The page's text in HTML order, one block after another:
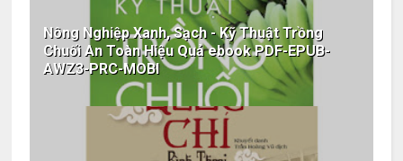
Nông Nghiệp Xanh, Sạch - Kỹ Thuật Trồng
Chuối An Toàn Hiệu Quả ebook PDF-EPUB-
AWZ3-PRC-MOBI